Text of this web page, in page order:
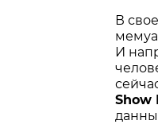
В
И
Show